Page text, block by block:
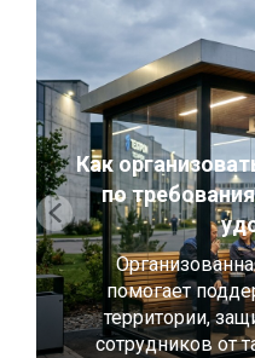
Как
по
помогает
территории,
сотрудников от